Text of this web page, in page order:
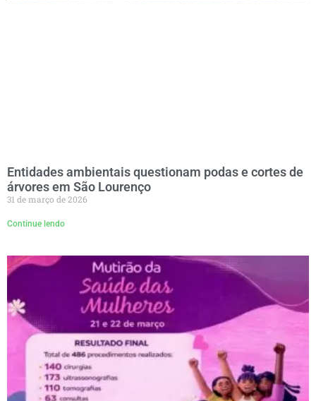
Entidades ambientais questionam podas e cortes de
árvores em São Lourenço
31 de março de 2026
Continue lendo